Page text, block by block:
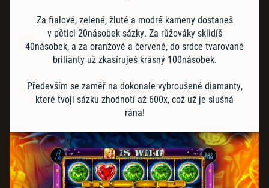
Za fialové, zelené, žluté a modré kameny dostaneš
v pětici 20násobek sázky. Za růžováky sklidíš
40násobek, a za oranžové a červené, do srdce tvarované
brilianty už zkasíruješ krásný 100násobek.
Především se zaměř na dokonale vybroušené diamanty,
které tvoji sázku zhodnotí až 600x, což už je slušná
rána!